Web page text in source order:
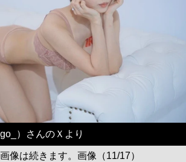
）さんのＸより
像は続きます。画像（11/17）